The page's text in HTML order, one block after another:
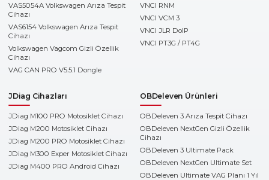
VAS5054A Volkswagen Arıza Tespit
Cihazı
VAS6154 Volkswagen Arıza Tespit
Cihazı
Volkswagen Vagcom Gizli Özellik
Cihazı
VAG CAN PRO V5.5.1 Dongle
VNCI RNM
VNCI VCM 3
VNCI JLR DoIP
VNCI PT3G / PT4G
JDiag Cihazları
JDiag M100 PRO Motosiklet Cihazı
JDiag M200 Motosiklet Cihazı
JDiag M200 PRO Motosiklet Cihazı
JDiag M300 Exper Motosiklet Cihazı
JDiag M400 PRO Android Cihazı
OBDeleven Ürünleri
OBDeleven 3 Arıza Tespit Cihazı
OBDeleven NextGen Gizli Özellik
Cihazı
OBDeleven 3 Ultimate Pack
OBDeleven NextGen Ultimate Set
OBDeleven Ultimate VAG Planı 1 Yıl